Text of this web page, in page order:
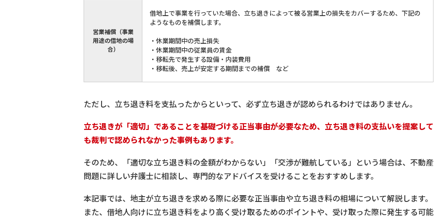
営業補償（事業
用途の借地の場
合）
借地上で事業を行っていた場合、立ち退きによって被る営業上の損失をカバーするため、下記の
ようなものを補償します。
・休業期間中の売上損失
・休業期間中の従業員の賃金
・移転先で発生する設備・内装費用
・移転後、売上が安定する期間までの補償 など
ただし、立ち退き料を支払ったからといって、必ず立ち退きが認められるわけではありません。
立ち退きが「適切」であることを基礎づける正当事由が必要なため、立ち退き料の支払いを提案して
も裁判で認められなかった事例もあります。
そのため、「適切な立ち退き料の金額がわからない」「交渉が難航している」という場合は、不動産
問題に詳しい弁護士に相談し、専門的なアドバイスを受けることをおすすめします。
本記事では、地主が立ち退きを求める際に必要な正当事由や立ち退き料の相場について解説します。
また、借地人向けに立ち退き料をより高く受け取るためのポイントや、受け取った際に発生する可能